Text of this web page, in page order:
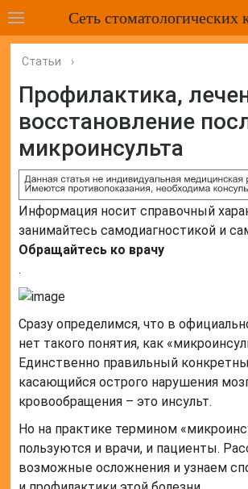
Сеть стоматологических
Статьи ›
Профилактика,
восстановление
микроинсульта
Информация носит справочный
занимайтесь самодиагностикой и
Обращайтесь ко врачу
.
Сразу определимся, что в
нет такого понятия, как
Единственно правильный
касающийся острого нарушения
кровообращения – это инсульт.
Но на практике термином
пользуются и врачи, и пациенты.
возможные осложнения и узнаем